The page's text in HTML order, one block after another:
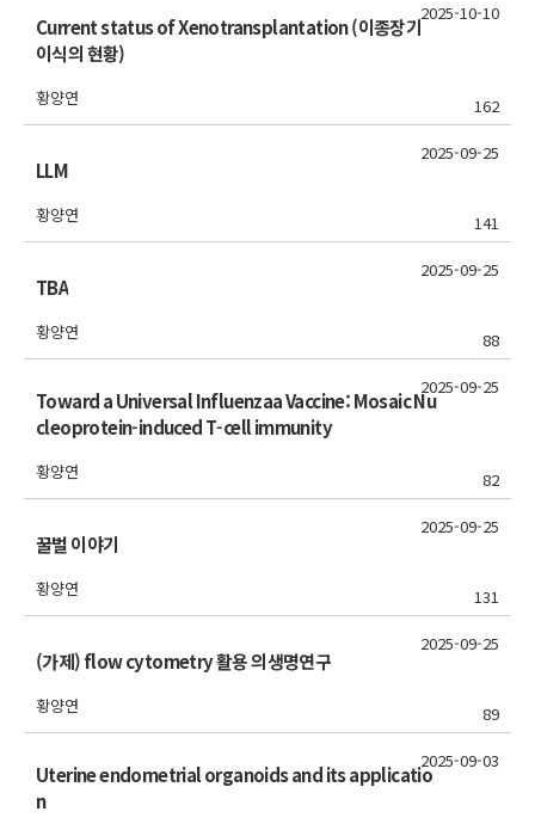
Current status of Xenotransplantation (이종장기
이식의 현황)
황양연 162
2025-10-10
LLM
황양연 141
2025-09-25
TBA
황양연 88
2025-09-25
Toward a Universal Influenzaa Vaccine: Mosaic Nu
cleoprotein-induced T-cell immunity
황양연 82
2025-09-25
꿀벌 이야기
황양연 131
2025-09-25
(가제) flow cytometry 활용 의생명연구
황양연 89
2025-09-25
Uterine endometrial organoids and its applicatio
n
2025-09-03